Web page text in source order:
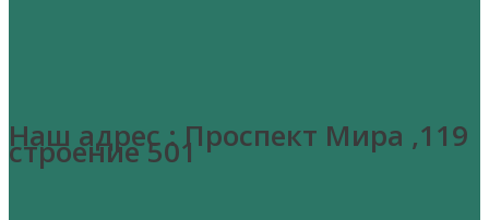
Наш адрес : Проспект Мира ,119
строение 501